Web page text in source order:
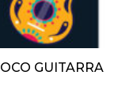
GUITARRA